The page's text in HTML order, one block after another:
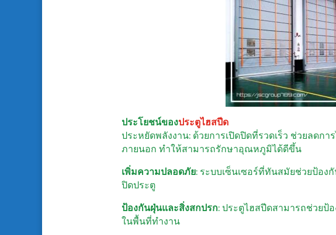
ประโยชน์ของประตูไฮสปีด
ประหยัดพลังงาน: ด้วยการเปิดปิดที่รวดเร็ว ช่วยลดก
ภายนอก ทำให้สามารถรักษาอุณหภูมิได้ดีขึ้น
เพิ่มความปลอดภัย: ระบบเซ็นเซอร์ที่ทันสมัยช่วยป้อง
ปิดประตู
ป้องกันฝุ่นและสิ่งสกปรก: ประตูไฮสปีดสามารถช่วยป้
ในพื้นที่ทำงาน